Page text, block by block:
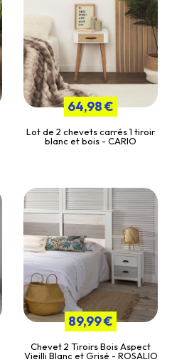
64,98 €
Lot de 2 chevets carrés 1 tiroir
blanc et bois - CARIO
89,99 €
Chevet 2 Tiroirs Bois Aspect
Vieilli Blanc et Grisé - ROSALIO